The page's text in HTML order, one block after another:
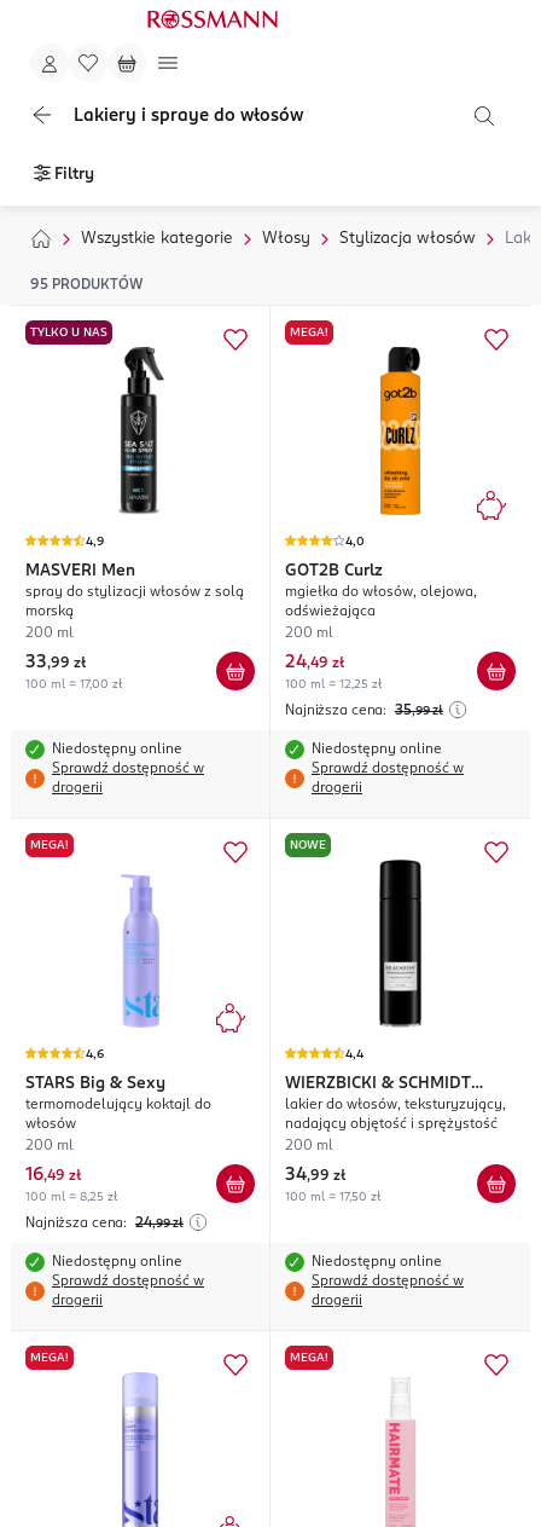
Lakiery i spraye do włosów
Filtry
Wszystkie kategorie Włosy Stylizacja włosów
95 PRODUKTÓW
TYLKO U NAS
4,9
MASVERI Men
spray do stylizacji włosów z solą
morską
200 ml
33,99 zł
100 ml = 17,00 zł
Niedostępny online
Sprawdź dostępność w
drogerii
MEGA!
4,0
GOT2B Curlz
mgiełka do włosów, olejowa,
odświeżająca
200 ml
24,49 zł
100 ml = 12,25 zł
Najniższa cena: 35,99 zł
Niedostępny online
Sprawdź dostępność w
drogerii
MEGA!
4,6
STARS Big & Sexy
termomodelujący koktajl do
włosów
200 ml
16,49 zł
100 ml = 8,25 zł
Najniższa cena: 24,99 zł
Niedostępny online
Sprawdź dostępność w
drogerii
NOWE
4,4
WIERZBICKI & SCHMIDT
TriComplex
lakier do włosów, teksturyzujący,
nadający objętość i sprężystość
200 ml
34,99 zł
100 ml = 17,50 zł
Niedostępny online
Sprawdź dostępność w
drogerii
MEGA! MEGA!